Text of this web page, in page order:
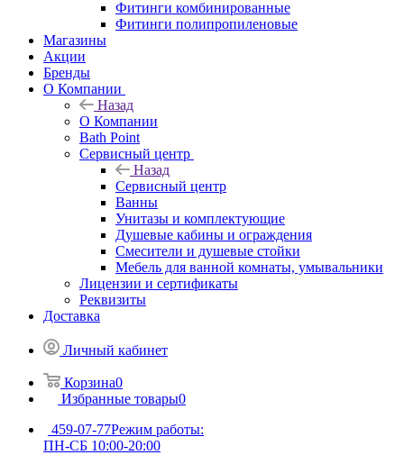
Фитинги комбинированные
Фитинги полипропиленовые
Магазины
Акции
Бренды
О Компании
Назад
О Компании
Bath Point
Сервисный центр
Назад
Сервисный центр
Ванны
Унитазы и комплектующие
Душевые кабины и ограждения
Смесители и душевые стойки
Мебель для ванной комнаты, умывальники
Лицензии и сертификаты
Реквизиты
Доставка
Личный кабинет
Корзина0
Избранные товары0
459-07-77Режим работы:
ПН-СБ 10:00-20:00